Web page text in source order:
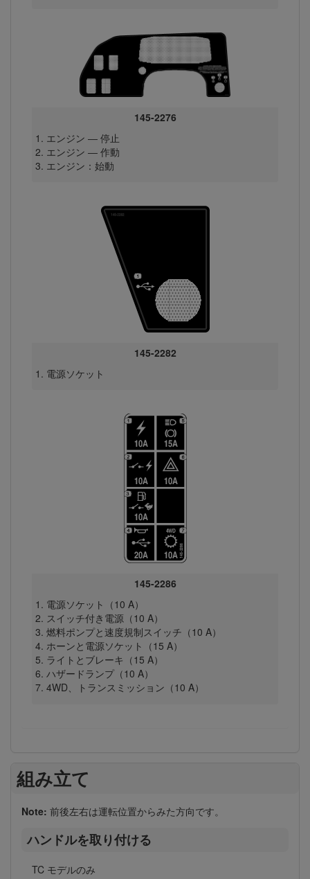
145-2276
エンジン ― 停止
エンジン ― 作動
エンジン：始動
145-2282
電源ソケット
145-2286
電源ソケット（10 A）
スイッチ付き電源（10 A）
燃料ポンプと速度規制スイッチ（10 A）
ホーンと電源ソケット（15 A）
ライトとブレーキ（15 A）
ハザードランプ（10 A）
4WD、トランスミッション（10 A）
組み立て
Note: 前後左右は運転位置からみた方向です。
ハンドルを取り付ける
TC モデルのみ